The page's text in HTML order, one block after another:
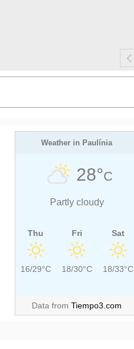
Weather in Paulínia
28°C
Partly cloudy
Thu
16/29°C
Fri
18/30°C
Sat
18/33°C
Data fromTiempo3.com